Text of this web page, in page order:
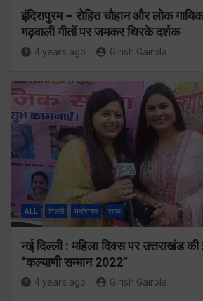
इंदिरापुरम – रोहित चौहान और लोक
गढ़वाली गीतों पर जमकर थिरके दर्शक
4 years ago Girish Gairola
ALL दिल्ली मनोरंजन राज्य
नई दिल्ली : महिला दिवस पर उत्तराखंड
“कल्याणी सम्मान 2022”
4 years ago Girish Gairola